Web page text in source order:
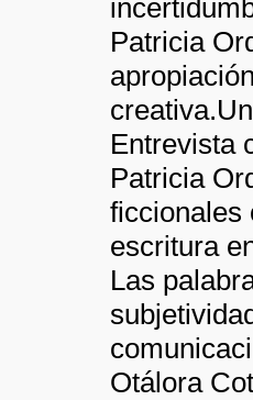
Patricia
Entrevista
Patricia
ficcionales
escritura
Las
Otálora